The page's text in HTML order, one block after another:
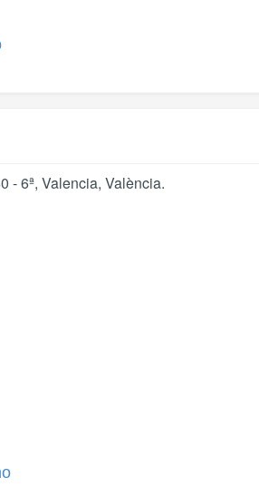
- 6ª, Valencia, València.